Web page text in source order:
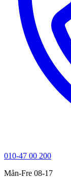
010-47 00 200
Mån-Fre 08-17